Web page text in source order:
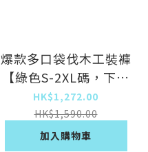
爆款多口袋伐木工裝褲
【綠色S-2XL碼，下單
後與客服確認發貨尺
碼】
HK$1,272.00
HK$1,590.00
加入購物車